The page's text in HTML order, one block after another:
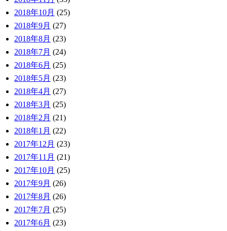
2018年10月 (25)
2018年9月 (27)
2018年8月 (23)
2018年7月 (24)
2018年6月 (25)
2018年5月 (23)
2018年4月 (27)
2018年3月 (25)
2018年2月 (21)
2018年1月 (22)
2017年12月 (23)
2017年11月 (21)
2017年10月 (25)
2017年9月 (26)
2017年8月 (26)
2017年7月 (25)
2017年6月 (23)